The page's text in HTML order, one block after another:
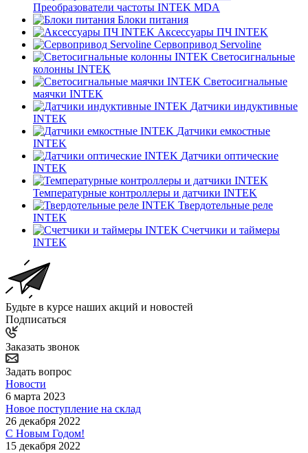
Преобразователи частоты INTEK MDA
Блоки питания
Аксессуары ПЧ INTEK
Сервопривод Servoline
Светосигнальные
колонны INTEK
Светосигнальные
маячки INTEK
Датчики индуктивные
INTEK
Датчики емкостные
INTEK
Датчики оптические
INTEK
Температурные контроллеры и датчики INTEK
Твердотельные реле
INTEK
Счетчики и таймеры
INTEK
Будьте в курсе наших акций и новостей
Подписаться
Заказать звонок
Задать вопрос
Новости
6 марта 2023
Новое поступление на склад
26 декабря 2022
С Новым Годом!
15 декабря 2022